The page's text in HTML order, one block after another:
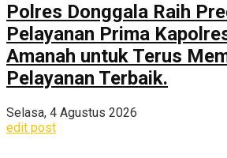
Polres Donggala Raih
Pelayanan Prima
Amanah untuk Terus
Pelayanan Terbaik.
Selasa, 4 Agustus 2026
edit post